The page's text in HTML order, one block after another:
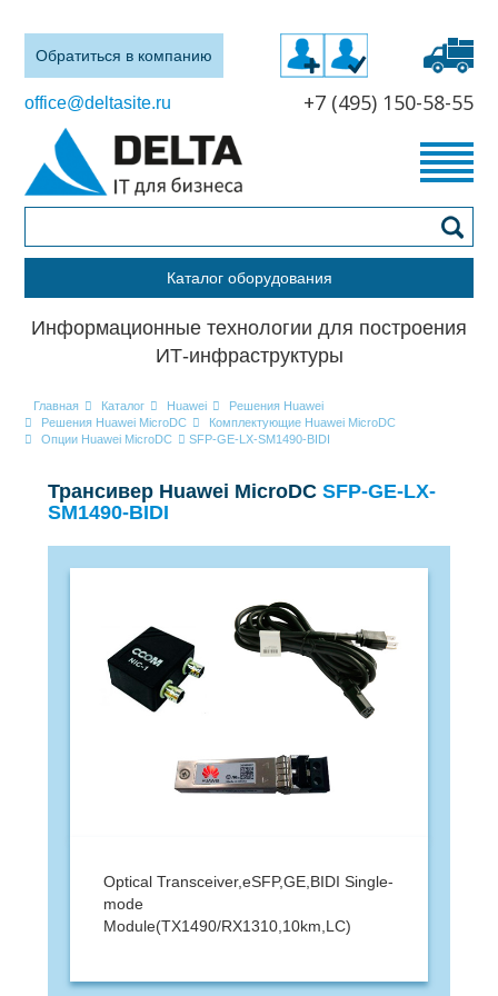
Обратиться в компанию
office@deltasite.ru +7 (495) 150-58-55
Каталог оборудования
Информационные технологии для построения
ИТ-инфраструктуры
Главная Каталог Huawei
Решения Huawei
Решения Huawei MicroDC
Комплектующие Huawei MicroDC
Опции Huawei MicroDC
SFP-GE-LX-SM1490-BIDI
Трансивер Huawei MicroDC SFP-GE-LX-
SM1490-BIDI
Optical Transceiver,eSFP,GE,BIDI Single-
mode
Module(TX1490/RX1310,10km,LC)